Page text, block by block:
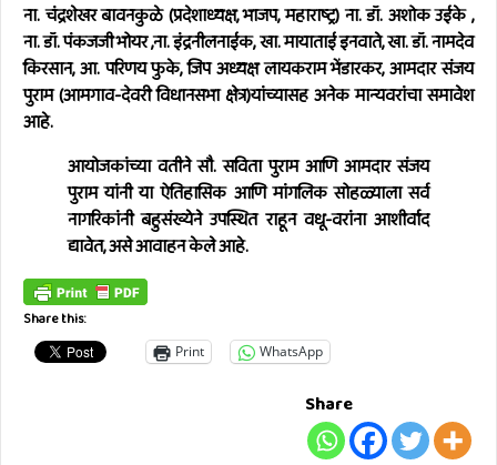
ना. चंद्रशेखर बावनकुळे(प्रदेशाध्यक्ष, भाजप, महाराष्ट्र)ना. डॉ. अशोक उईके,
ना. डॉ. पंकजजी भोयर,ना. इंद्रनीलनाईक, खा. मायाताई इनवाते, खा. डॉ. नामदेव
किरसान, आ. परिणय फुके, जिप अध्यक्ष लायकराम भेंडारकर,आमदार संजय
पुराम(आमगाव-देवरी विधानसभा क्षेत्र)यांच्यासह अनेक मान्यवरांचा समावेश
आहे.
आयोजकांच्या वतीने सौ. सविता पुराम आणि आमदार संजय
पुराम यांनी या ऐतिहासिक आणि मांगलिक सोहळ्याला सर्व
नागरिकांनी बहुसंख्येने उपस्थित राहून वधू-वरांना आशीर्वाद
द्यावेत, असे आवाहन केले आहे.
Share this:
Print WhatsApp
Share